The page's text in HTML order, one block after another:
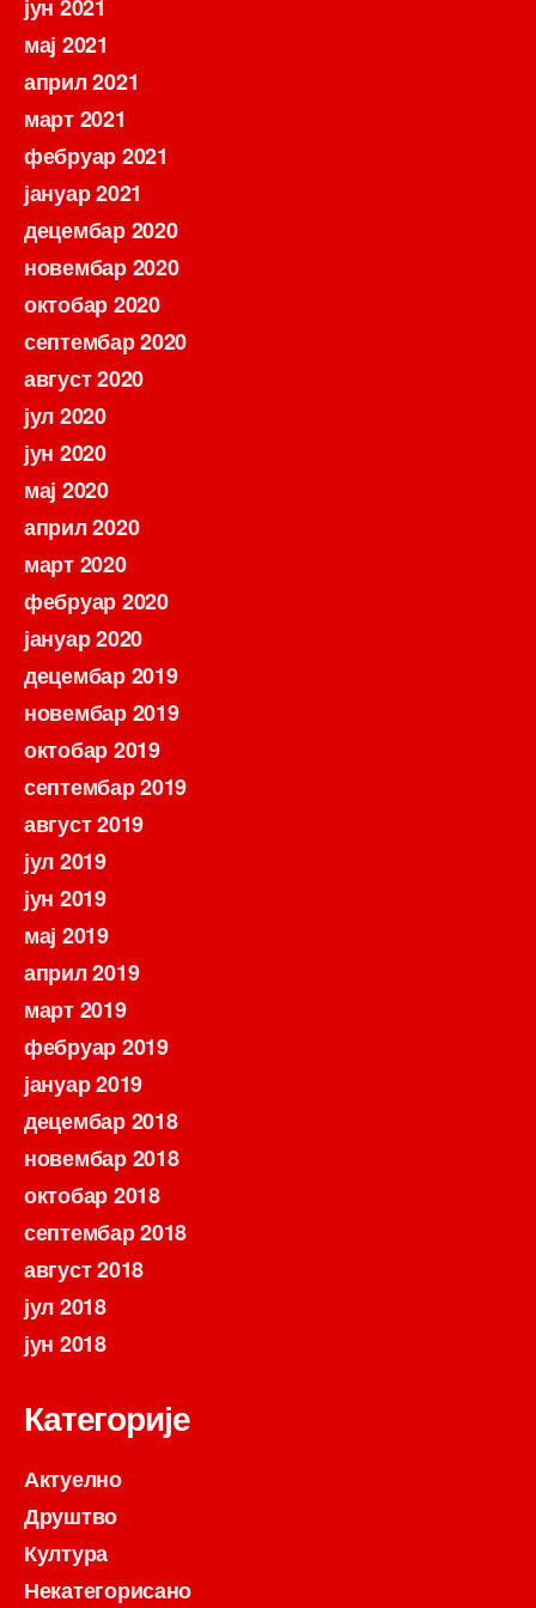
јун 2021
мај 2021
април 2021
март 2021
фебруар 2021
јануар 2021
децембар 2020
новембар 2020
октобар 2020
септембар 2020
август 2020
јул 2020
јун 2020
мај 2020
април 2020
март 2020
фебруар 2020
јануар 2020
децембар 2019
новембар 2019
октобар 2019
септембар 2019
август 2019
јул 2019
јун 2019
мај 2019
април 2019
март 2019
фебруар 2019
јануар 2019
децембар 2018
новембар 2018
октобар 2018
септембар 2018
август 2018
јул 2018
јун 2018
Категорије
Актуелно
Друштво
Култура
Некатегорисано